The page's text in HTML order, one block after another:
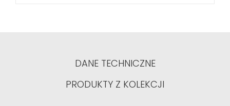
DANE TECHNICZNE
PRODUKTY Z KOLEKCJI